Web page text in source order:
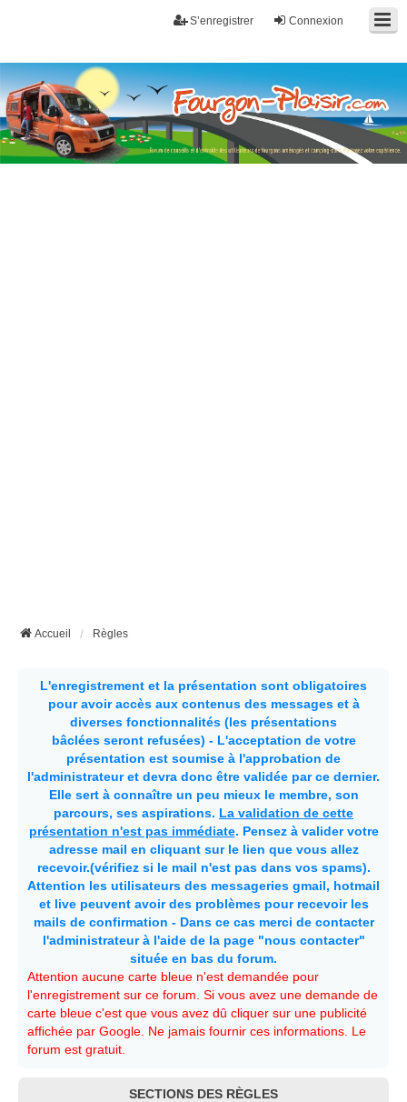
Connexion
S’enregistrer
Fourgon-plaisir.com
Forum de conseils et d'entraide des utilisateurs de fourgons, fourgons
aménagés, vans et de camping-car. Partagez votre expérience.
Accueil Règles
L'enregistrement et la présentation sont obligatoires
pour avoir accès aux contenus des messages et à
diverses fonctionnalités (les présentations
bâclées seront refusées) - L'acceptation de votre
présentation est soumise à l'approbation de
l'administrateur et devra donc être validée par ce dernier.
Elle sert à connaître un peu mieux le membre, son
parcours, ses aspirations. La validation de cette
présentation n'est pas immédiate. Pensez à valider votre
adresse mail en cliquant sur le lien que vous allez
recevoir.(vérifiez si le mail n'est pas dans vos spams).
Attention les utilisateurs des messageries gmail, hotmail
et live peuvent avoir des problèmes pour recevoir les
mails de confirmation - Dans ce cas merci de contacter
l'administrateur à l'aide de la page "nous contacter"
située en bas du forum.
Attention aucune carte bleue n'est demandée pour
l'enregistrement sur ce forum. Si vous avez une demande de
carte bleue c'est que vous avez dû cliquer sur une publicité
affichée par Google. Ne jamais fournir ces informations. Le
forum est gratuit.
SECTIONS DES RÈGLES